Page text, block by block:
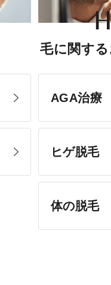
毛に関す
AGA治療
ヒゲ脱毛
体の脱毛